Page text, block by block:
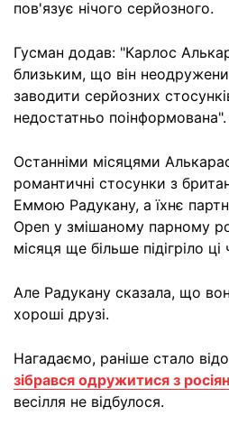
пов'язує нічого серйозного.
Гусман додав: "Карлос
близьким, що він
заводити серйозних
недостатньо поінформована".
Останніми місяцями
романтичні стосунки з
Еммою Радукану, а їхнє
Open у змішаному парному
місяця ще більше підігріло ці
Але Радукану сказала, що
хороші друзі.
Нагадаємо, раніше стало
зібрався одружитися з
весілля не відбулося.